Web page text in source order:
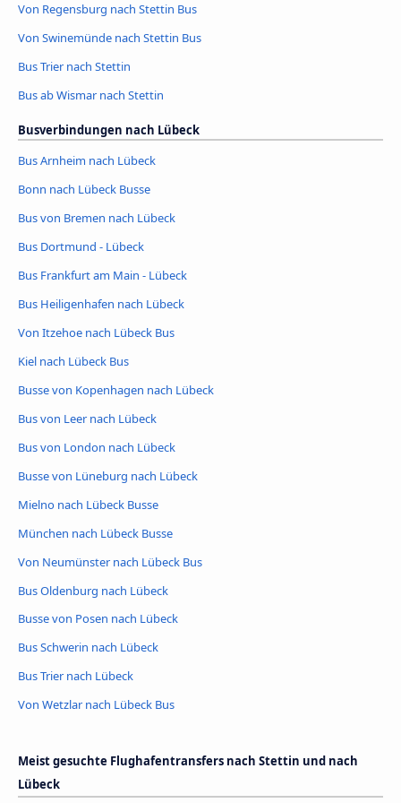
Von Regensburg nach Stettin Bus
Von Swinemünde nach Stettin Bus
Bus Trier nach Stettin
Bus ab Wismar nach Stettin
Busverbindungen nach Lübeck
Bus Arnheim nach Lübeck
Bonn nach Lübeck Busse
Bus von Bremen nach Lübeck
Bus Dortmund - Lübeck
Bus Frankfurt am Main - Lübeck
Bus Heiligenhafen nach Lübeck
Von Itzehoe nach Lübeck Bus
Kiel nach Lübeck Bus
Busse von Kopenhagen nach Lübeck
Bus von Leer nach Lübeck
Bus von London nach Lübeck
Busse von Lüneburg nach Lübeck
Mielno nach Lübeck Busse
München nach Lübeck Busse
Von Neumünster nach Lübeck Bus
Bus Oldenburg nach Lübeck
Busse von Posen nach Lübeck
Bus Schwerin nach Lübeck
Bus Trier nach Lübeck
Von Wetzlar nach Lübeck Bus
Meist gesuchte Flughafentransfers nach Stettin und nach
Lübeck